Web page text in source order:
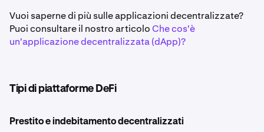
Vuoi saperne di più sulle applicazioni decentralizzate?
Puoi consultare il nostro articolo Che cos'è
un'applicazione decentralizzata (dApp)?
Tipi di piattaforme DeFi
Prestito e indebitamento decentralizzati